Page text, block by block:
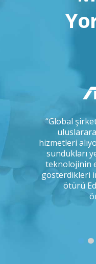
titiz
kim
“Global
hizmetleri
sundukları
teknolojinin
gösterdikleri
ötürü